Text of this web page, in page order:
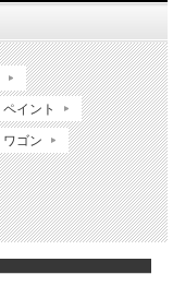
ペイント
ワゴン